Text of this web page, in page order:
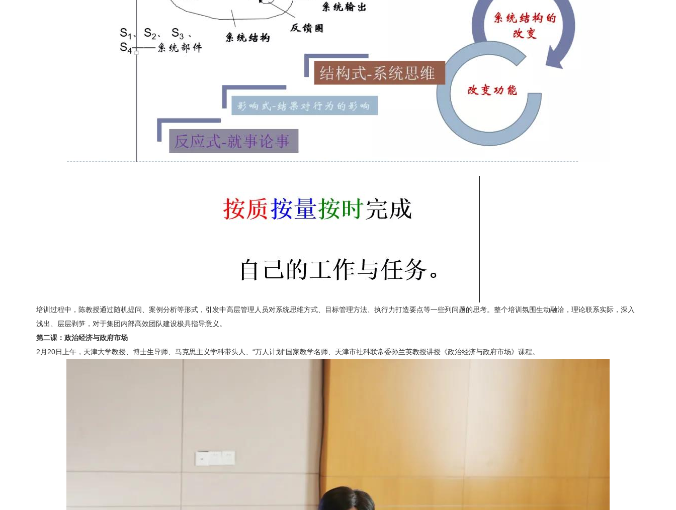
培训过程中，陈教授通过随机提问、案例分析等形式，引发中高层管理人员对系统思维方式、目标管理方法、执行力打造要点等一些列问题的思考。整个培训氛围生动融洽，理论联系实际，深入
浅出、层层剥笋，对于集团内部高效团队建设极具指导意义。
第二课：政治经济与政府市场
2月20日上午，天津大学教授、博士生导师、马克思主义学科带头人、“万人计划“国家教学名师、天津市社科联常委孙兰英教授讲授《政治经济与政府市场》课程。